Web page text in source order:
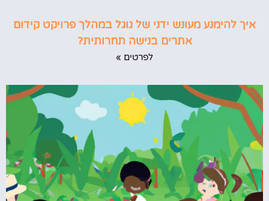
איך להימנע מעונש ידני של גוגל במהלך פרויקט קידום
אתרים בנישה תחרותית?
לפרטים »